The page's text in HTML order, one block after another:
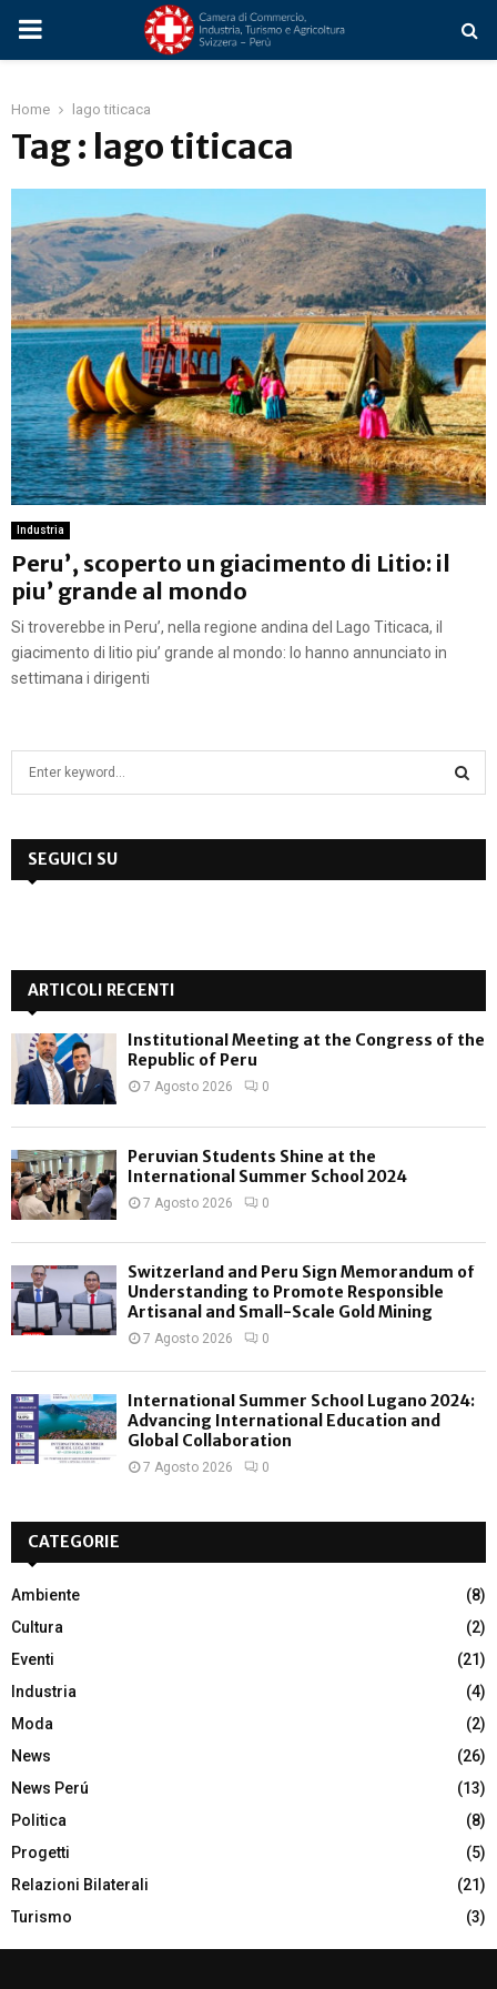
PRIMARY
Home lago titicaca
Tag : lago titicaca
Industria
Peru’, scoperto un giacimento di Litio: il
piu’ grande al mondo
Si troverebbe in Peru’, nella regione andina del Lago Titicaca, il
giacimento di litio piu’ grande al mondo: lo hanno annunciato in
settimana i dirigenti
h
:
H
SEGUICI SU
ARTICOLI RECENTI
Institutional Meeting at the Congress of the
Republic of Peru
7 Agosto 2026 0
Peruvian Students Shine at the
International Summer School 2024
7 Agosto 2026 0
Switzerland and Peru Sign Memorandum of
Understanding to Promote Responsible
Artisanal and Small-Scale Gold Mining
7 Agosto 2026 0
International Summer School Lugano 2024:
Advancing International Education and
Global Collaboration
7 Agosto 2026 0
CATEGORIE
Ambiente
(8)
Cultura
(2)
Eventi
(21)
Industria
(4)
Moda
(2)
News
(26)
News Perú
(13)
Politica
(8)
Progetti
(5)
Relazioni Bilaterali
(21)
Turismo
(3)